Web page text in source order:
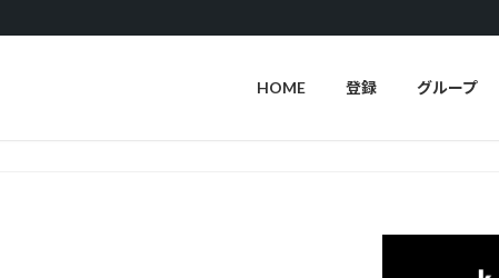
HOME 登録 グループ